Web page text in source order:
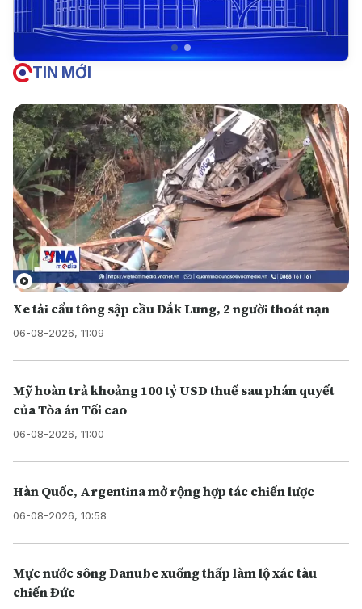
TIN MỚI
Xe tải cẩu tông sập cầu Đắk Lung, 2 người thoát nạn
06-08-2026, 11:09
Mỹ hoàn trả khoảng 100 tỷ USD thuế sau phán quyết
của Tòa án Tối cao
06-08-2026, 11:00
Hàn Quốc, Argentina mở rộng hợp tác chiến lược
06-08-2026, 10:58
Mực nước sông Danube xuống thấp làm lộ xác tàu
chiến Đức